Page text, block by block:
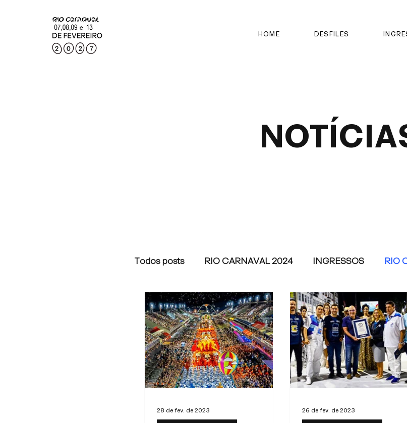
HOME DESFILES
Todos posts RIO CARNAVAL 2024 INGRESSOS RIO
RIO CARNAVAL 2022
28 de fev. de 2023 26 de fev. de 2023